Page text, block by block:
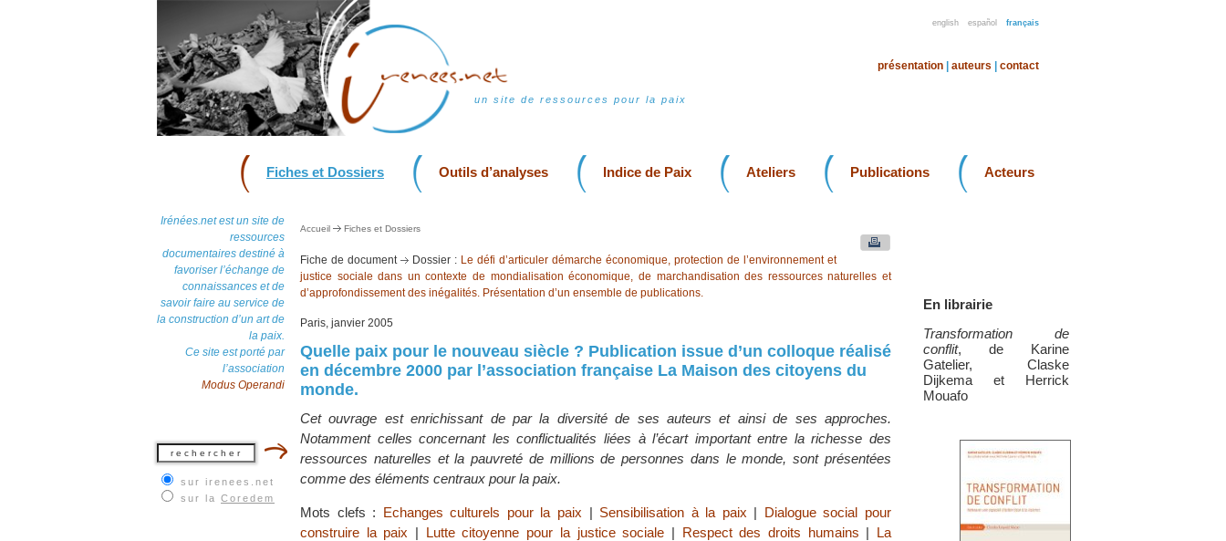
english español français
un site de ressources pour la paix
présentation auteurs contact
Fiches et Dossiers Outils d’analyses Indice de Paix Ateliers Publications Acteurs
Irénées.net est un site de
ressources
documentaires destiné à
favoriser l’échange de
connaissances et de
savoir faire au service de
la construction d’un art de
la paix.
Ce site est porté par
l’association
Modus Operandi
sur irenees.net
sur la Coredem
En librairie
Transformation de
conflit, de Karine
Gatelier, Claske
Dijkema et Herrick
Mouafo
Accueil Fiches et Dossiers
Fiche de document Dossier : Le défi d’articuler démarche économique, protection de l’environnement et
justice sociale dans un contexte de mondialisation économique, de marchandisation des ressources naturelles et
d’approfondissement des inégalités. Présentation d’un ensemble de publications.
Paris, janvier 2005
Quelle paix pour le nouveau siècle ? Publication issue d’un colloque réalisé
en décembre 2000 par l’association française La Maison des citoyens du
monde.
Cet ouvrage est enrichissant de par la diversité de ses auteurs et ainsi de ses approches.
Notamment celles concernant les conflictualités liées à l’écart important entre la richesse des
ressources naturelles et la pauvreté de millions de personnes dans le monde, sont présentées
comme des éléments centraux pour la paix.
Mots clefs : Echanges culturels pour la paix | Sensibilisation à la paix | Dialogue social pour
construire la paix | Lutte citoyenne pour la justice sociale | Respect des droits humains | La